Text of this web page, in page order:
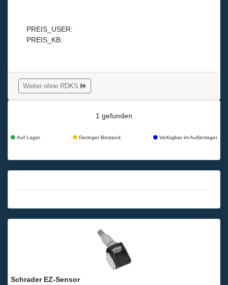
PREIS_USER:
PREIS_KB:
Weiter ohne RDKS
1 gefunden
Auf Lager Geringer Bestand Verfügbar im Außenlager
Schrader EZ-Sensor